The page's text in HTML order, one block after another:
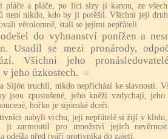
pláče a pláče, po líci slzy jí kanou, ze
není nikdo, kdo by ji potěšil. Všichni její
věrolomně, stali se jejími nepřáteli.
do vyhnanství ponížen a
Usadil se mezi pronárody,
Všichni jeho
jeho úzkostech.
☆
Sijón truchlí, nikdo nepřichází ke slavnosti.
jsou zpustošené, jeho kněží vzdychají, jeho
hořko je sijónské dceři.
nabyli vrchu, její nepřátelé si žijí v
ji zarmoutil pro množství jejích
odešla před tváří protivníka do zajetí.